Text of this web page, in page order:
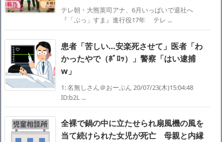
テレ朝・大熊英司アナ、6月いっぱいで退社へ
『「ぷっ」すま』進行役17年 テレ ...
患者「苦しい…安楽死させて」医者「わ
かったやで（ﾎﾞﾛｯ）」警察「はい逮捕
w」
1: 名無しさん＠おーぷん 20/07/23(木)15:04:48
ID:b2L ...
全裸で鍋の中に立たせられ扇風機の風を
当て続けられた女児が死亡 母親と内縁